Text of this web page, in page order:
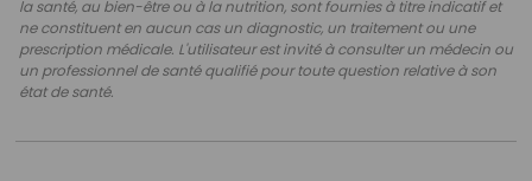
la santé, au bien-être ou à la nutrition, sont fournies à titre indicatif et
ne constituent en aucun cas un diagnostic, un traitement ou une
prescription médicale. L'utilisateur est invité à consulter un médecin ou
un professionnel de santé qualifié pour toute question relative à son
état de santé.